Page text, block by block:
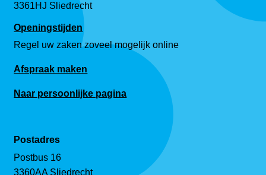
3361HJ Sliedrecht
Openingstijden
Regel uw zaken zoveel mogelijk online
Afspraak maken
Naar persoonlijke pagina
Postadres
Postbus 16
3360AA Sliedrecht